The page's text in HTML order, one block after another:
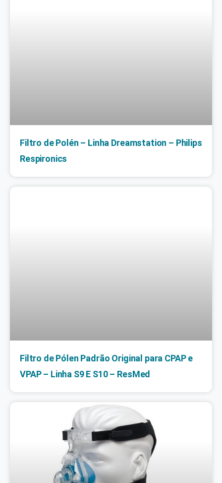
Filtro de Polén – Linha Dreamstation – Philips
Respironics
Filtro de Pólen Padrão Original para CPAP e
VPAP – Linha S9 E S10 – ResMed